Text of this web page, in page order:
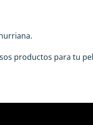
productos para tu